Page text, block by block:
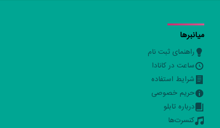
میانبرها
راهنمای ثبت نام
ساعت در کانادا
شرایط استفاده
حریم خصوصی
درباره تابلو
کنسرت‌ها